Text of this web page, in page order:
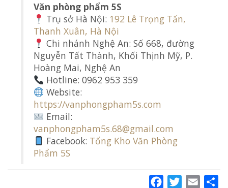
Văn phòng phẩm 5S
Trụ sở Hà Nội: 192 Lê Trọng Tấn,
Thanh Xuân, Hà Nội
Chi nhánh Nghệ An: Số 668, đường
Nguyễn Tất Thành, Khối Thịnh Mỹ, P.
Hoàng Mai, Nghệ An
Hotline: 0962 953 359
Website:
https://vanphongpham5s.com
Email:
vanphongpham5s.68@gmail.com
Facebook: Tổng Kho Văn Phòng
Phẩm 5S
FacebookTwitterEmail